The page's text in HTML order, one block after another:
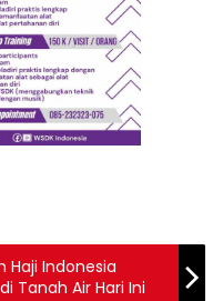
Haji Indonesia
Tanah Air Hari Ini